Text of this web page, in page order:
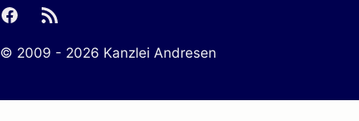
© 2009 - 2026 Kanzlei Andresen
facebook